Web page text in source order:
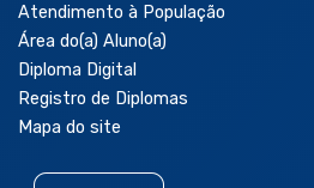
Atendimento à População
Área do(a) Aluno(a)
Diploma Digital
Registro de Diplomas
Mapa do site